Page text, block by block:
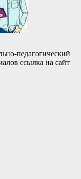
педагогический
ссылка на сайт